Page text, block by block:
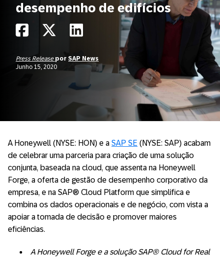
desempenho de edifícios
Press Release por SAP News
Junho 15, 2020
A Honeywell (NYSE: HON) e a SAP SE (NYSE: SAP) acabam
de celebrar uma parceria para criação de uma solução
conjunta, baseada na cloud, que assenta na Honeywell
Forge, a oferta de gestão de desempenho corporativo da
empresa, e na SAP® Cloud Platform que simplifica e
combina os dados operacionais e de negócio, com vista a
apoiar a tomada de decisão e promover maiores
eficiências.
A Honeywell Forge e a solução SAP® Cloud for Real